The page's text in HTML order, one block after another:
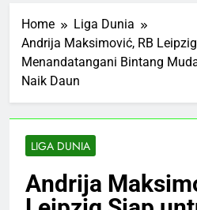
Home
Liga Dunia
Andrija Maksimović, RB
Menandatangani Bintang
Naik Daun
LIGA DUNIA
Andrija